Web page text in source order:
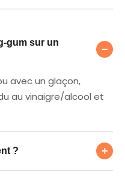
gum sur un
−
avec un glaçon,
au vinaigre/alcool et
? +